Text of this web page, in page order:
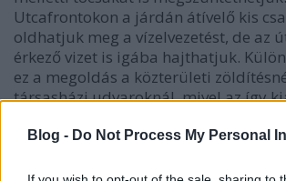
Blog - Do Not Process My Personal
Utcafrontokon a járdán átívelő kis
oldhatjuk meg a vízelvezetést, de az
érkező vizet is igába hajthatjuk.
ez a megoldás a közterületi
társasházi udvaroknál, mivel az így
szisztéma alig igényel gondozást a
(természetesen gondozásmentes,